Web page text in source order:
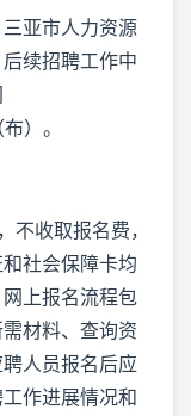
亚市人力资源
续招聘工作中
）。
不收取报名费，
社会保障卡均
上报名流程包
材料、查询资
人员报名后应
作进展情况和